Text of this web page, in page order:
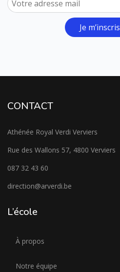
Je m’inscris
CONTACT
Athénée Royal Verdi Verviers
Rue des Wallons 57, 4800 Verviers
087 32 43 60
direction@arverdi.be
L’école
À propos
Notre équipe